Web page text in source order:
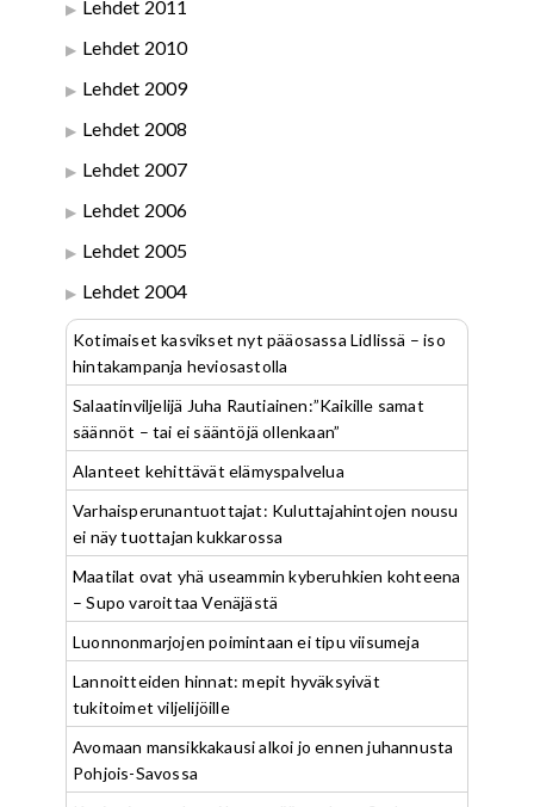
Lehdet 2011
Lehdet 2010
Lehdet 2009
Lehdet 2008
Lehdet 2007
Lehdet 2006
Lehdet 2005
Lehdet 2004
Kotimaiset kasvikset nyt pääosassa Lidlissä – iso
hintakampanja heviosastolla
Salaatinviljelijä Juha Rautiainen:”Kaikille samat
säännöt – tai ei sääntöjä ollenkaan”
Alanteet kehittävät elämyspalvelua
Varhaisperunantuottajat: Kuluttajahintojen nousu
ei näy tuottajan kukkarossa
Maatilat ovat yhä useammin kyberuhkien kohteena
– Supo varoittaa Venäjästä
Luonnonmarjojen poimintaan ei tipu viisumeja
Lannoitteiden hinnat: mepit hyväksyivät
tukitoimet viljelijöille
Avomaan mansikkakausi alkoi jo ennen juhannusta
Pohjois-Savossa